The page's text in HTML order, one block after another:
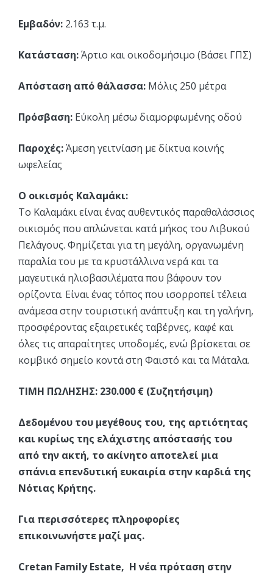
Εμβαδόν: 2.163 τ.μ.
Κατάσταση:Άρτιο και οικοδομήσιμο (Βάσει ΓΠΣ)
Απόσταση από θάλασσα: Μόλις 250 μέτρα
Πρόσβαση: Εύκολη μέσω διαμορφωμένης οδού
Παροχές:Άμεση γειτνίαση με δίκτυα κοινής
ωφελείας
Ο οικισμός Καλαμάκι:
Το Καλαμάκι είναι ένας αυθεντικός παραθαλάσσιος
οικισμός που απλώνεται κατά μήκος του Λιβυκού
Πελάγους. Φημίζεται για τη μεγάλη, οργανωμένη
παραλία του με τα κρυστάλλινα νερά και τα
μαγευτικά ηλιοβασιλέματα που βάφουν τον
ορίζοντα. Είναι ένας τόπος που ισορροπεί τέλεια
ανάμεσα στην τουριστική ανάπτυξη και τη γαλήνη,
προσφέροντας εξαιρετικές ταβέρνες, καφέ και
όλες τις απαραίτητες υποδομές, ενώ βρίσκεται σε
κομβικό σημείο κοντά στη Φαιστό και τα Μάταλα.
ΤΙΜΗ ΠΩΛΗΣΗΣ: 230.000 € (Συζητήσιμη)
Δεδομένου του μεγέθους του, της αρτιότητας
και κυρίως της ελάχιστης απόστασής του
από την ακτή, το ακίνητο αποτελεί μια
σπάνια επενδυτική ευκαιρία στην καρδιά της
Νότιας Κρήτης.
Για περισσότερες πληροφορίες
επικοινωνήστε μαζί μας.
Cretan Family Estate, Η νέα πρόταση στην